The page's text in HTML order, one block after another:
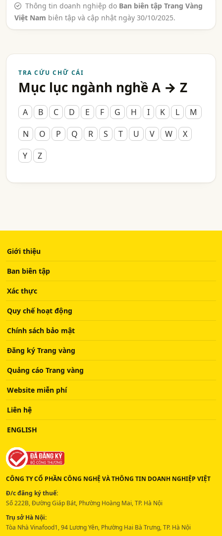
Thông tin doanh nghiệp do Ban biên tập Trang Vàng
Việt Nam biên tập và cập nhật ngày 30/10/2025.
TRA CỨU CHỮ CÁI
Mục lục ngành nghề A → Z
A B C D E F G H I K L
M
N
O P Q R S T U V W
X
Y
Z
Giới thiệu
Ban biên tập
Xác thực
Quy chế hoạt động
Chính sách bảo mật
Đăng ký Trang vàng
Quảng cáo Trang vàng
Website miễn phí
Liên hệ
ENGLISH
CÔNG TY CỔ PHẦN CÔNG NGHỆ VÀ THÔNG TIN DOANH NGHIỆP VIỆT
Đ/c đăng ký thuế:
Số 222B, Đường Giáp Bát, Phường Hoàng Mai, TP. Hà Nội
Trụ sở Hà Nội:
Tòa Nhà Vinafood1, 94 Lương Yên, Phường Hai Bà Trưng, TP. Hà Nội